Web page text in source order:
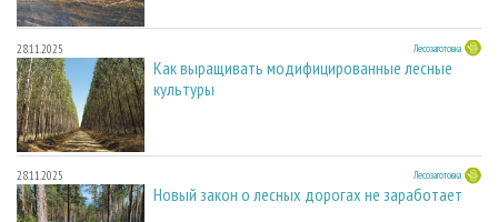
28.11.2025 Лесозаготовка
Как выращивать модифицированные лесные
культуры
28.11.2025 Лесозаготовка
Новый закон о лесных дорогах не заработает